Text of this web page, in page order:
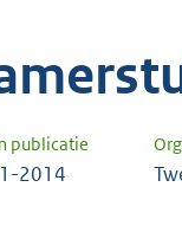
publicatie
2014